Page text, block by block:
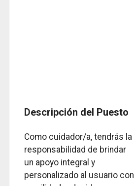
Descripción del Puesto
Como cuidador/a, tendrás la
responsabilidad de brindar
un apoyo integral y
personalizado al usuario con